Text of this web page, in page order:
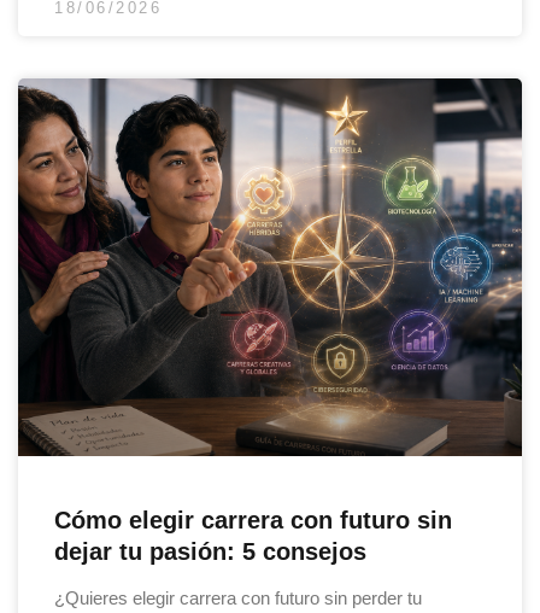
18/06/2026
Cómo elegir carrera con futuro sin
dejar tu pasión: 5 consejos
¿Quieres elegir carrera con futuro sin perder tu